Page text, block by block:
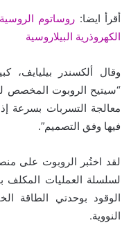
أقرأ ايضا: روساتوم
الكهروذرية البيلاروسية
“سيتيح الروبوت المخصص
معالجة التسربات بسرعة
فيها وفق التصميم”.
لقد اختُبر الروبوت على
لسلسلة العمليات المكلف
الوقود بوحدتي الطاقة
النووية.